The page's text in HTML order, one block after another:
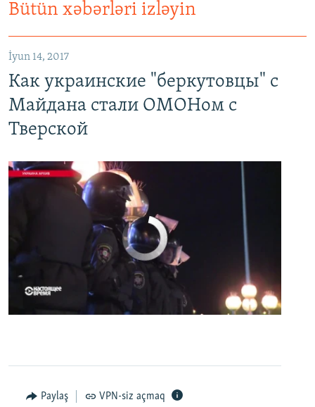
Bütün xəbərləri izləyin
İyun 14, 2017
Как украинские "беркутовцы" с
Майдана стали ОМОНом с
Тверской
No media source currently available
Paylaş VPN-siz açmaq EMBED